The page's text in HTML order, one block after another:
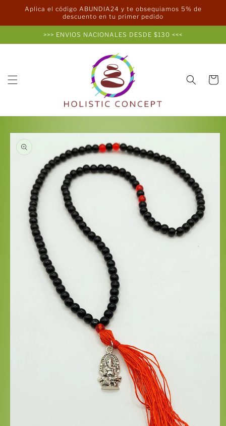
directamente
Aplica el código ABUNDIA24 y te obsequiamos 5% de
descuento en tu primer pedido
>>> ENVIOS NACIONALES DESDE $130 <<<
Carrito
directamente
información
del producto